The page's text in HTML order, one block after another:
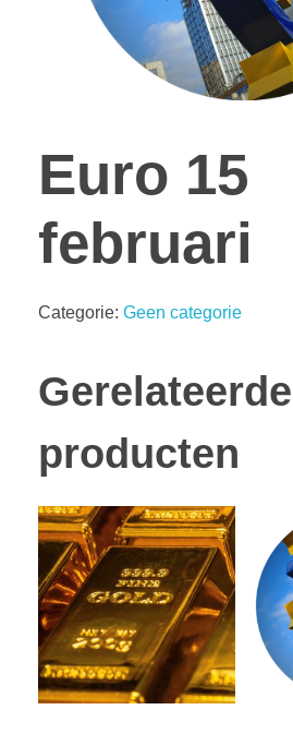
Euro 15
februari
Categorie: Geen categorie
Gerelateerde
producten